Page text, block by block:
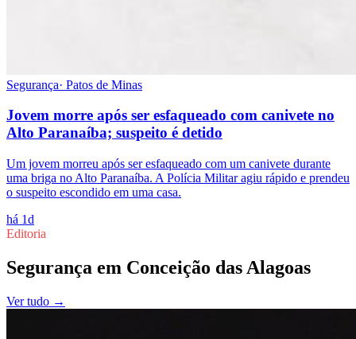
Segurança· Patos de Minas
Jovem morre após ser esfaqueado com canivete no
Alto Paranaíba; suspeito é detido
Um jovem morreu após ser esfaqueado com um canivete durante
uma briga no Alto Paranaíba. A Polícia Militar agiu rápido e prendeu
o suspeito escondido em uma casa.
há 1d
Editoria
Segurança em Conceição das Alagoas
Ver tudo →